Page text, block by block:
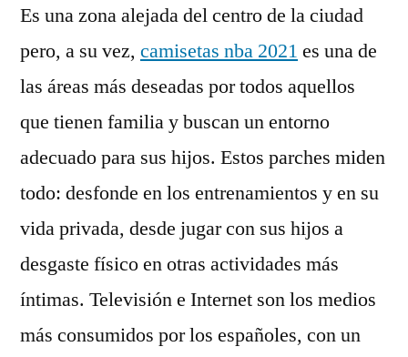
Es una zona alejada del centro de la ciudad
pero, a su vez, camisetas nba 2021 es una de
las áreas más deseadas por todos aquellos
que tienen familia y buscan un entorno
adecuado para sus hijos. Estos parches miden
todo: desfonde en los entrenamientos y en su
vida privada, desde jugar con sus hijos a
desgaste físico en otras actividades más
íntimas. Televisión e Internet son los medios
más consumidos por los españoles, con un